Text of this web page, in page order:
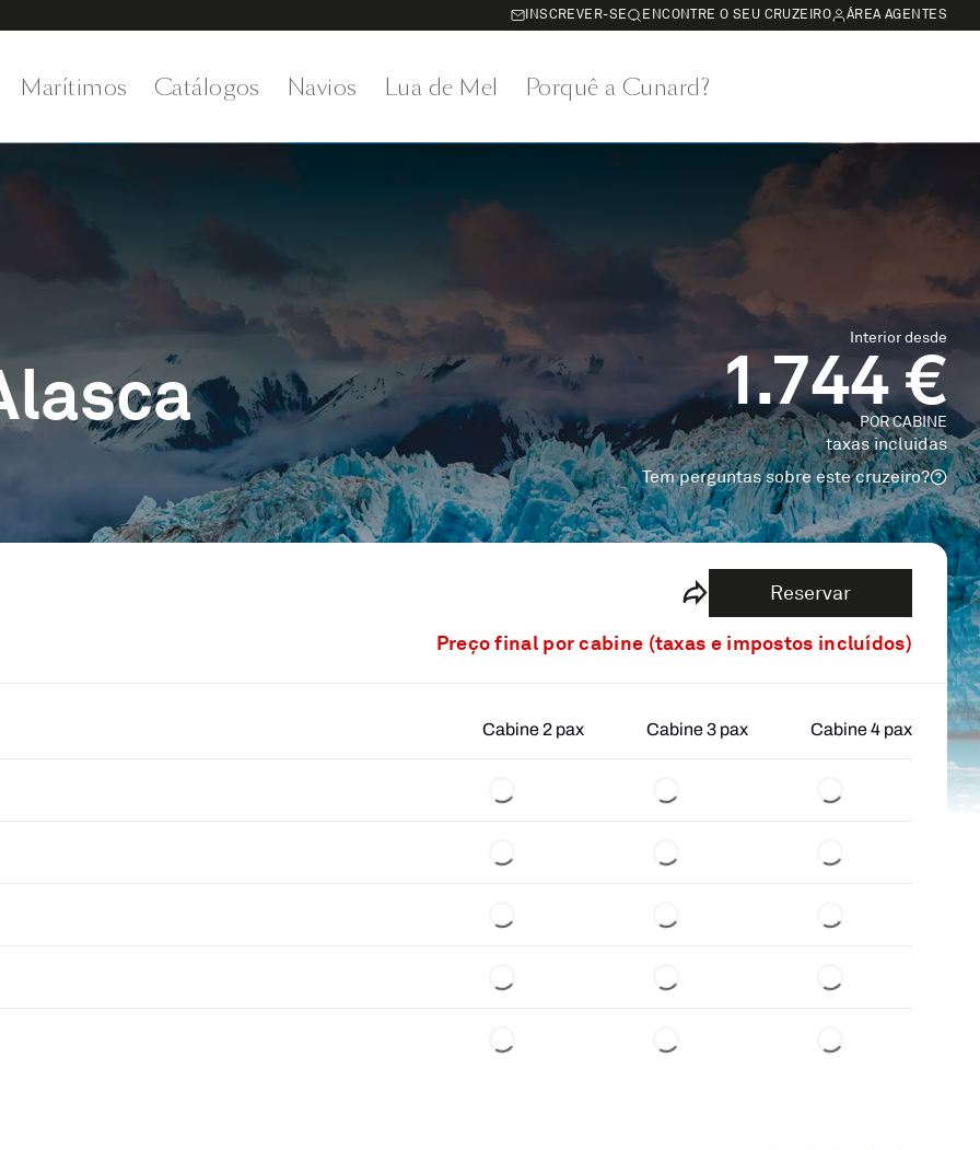
INSCREVER-SE ENCONTRE O SEU CRUZEIRO ÁREA AGENTES
Marítimos Catálogos Navios Lua de Mel Porquê a Cunard?
Interior desde
1.744 €
POR CABINE
taxas incluidas
Tem perguntas sobre este cruzeiro?
Reservar
Preço final por cabine (taxas e impostos incluídos)
Cabine 2 pax Cabine 3 pax Cabine 4 pax